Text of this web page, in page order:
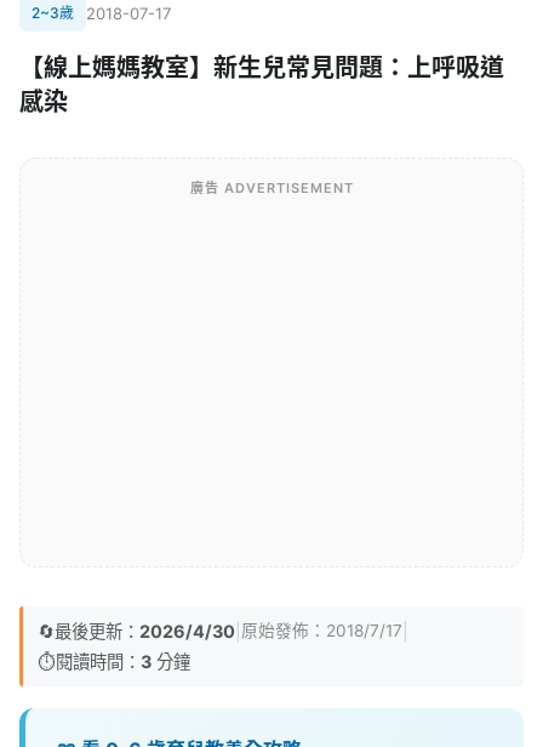
2~3歲 2018-07-17
【線上媽媽教室】新生兒常見問題：上呼吸道
感染
廣告 ADVERTISEMENT
🔄最後更新： 2026/4/30 原始發佈： 2018/7/17
⏱️閱讀時間： 3 分鐘